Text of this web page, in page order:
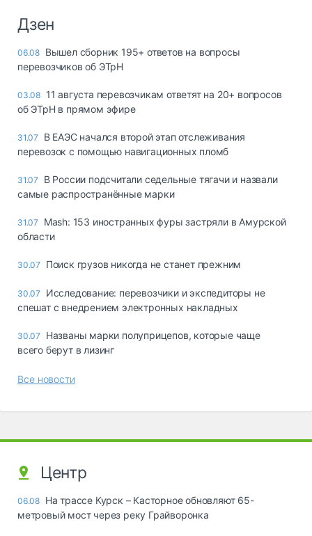
Дзен
06.08 Вышел сборник 195+ ответов на вопросы
перевозчиков об ЭТрН
03.08 11 августа перевозчикам ответят на 20+ вопросов
об ЭТрН в прямом эфире
31.07
В ЕАЭС начался второй этап отслеживания
перевозок с помощью навигационных пломб
31.07
В России подсчитали седельные тягачи и назвали
самые распространённые марки
31.07
Mash: 153 иностранных фуры застряли в Амурской
области
30.07 Поиск грузов никогда не станет прежним
30.07
Исследование: перевозчики и экспедиторы не
спешат с внедрением электронных накладных
30.07
Названы марки полуприцепов, которые чаще
всего берут в лизинг
Все новости
Центр
06.08 На трассе Курск – Касторное обновляют 65-
метровый мост через реку Грайворонка